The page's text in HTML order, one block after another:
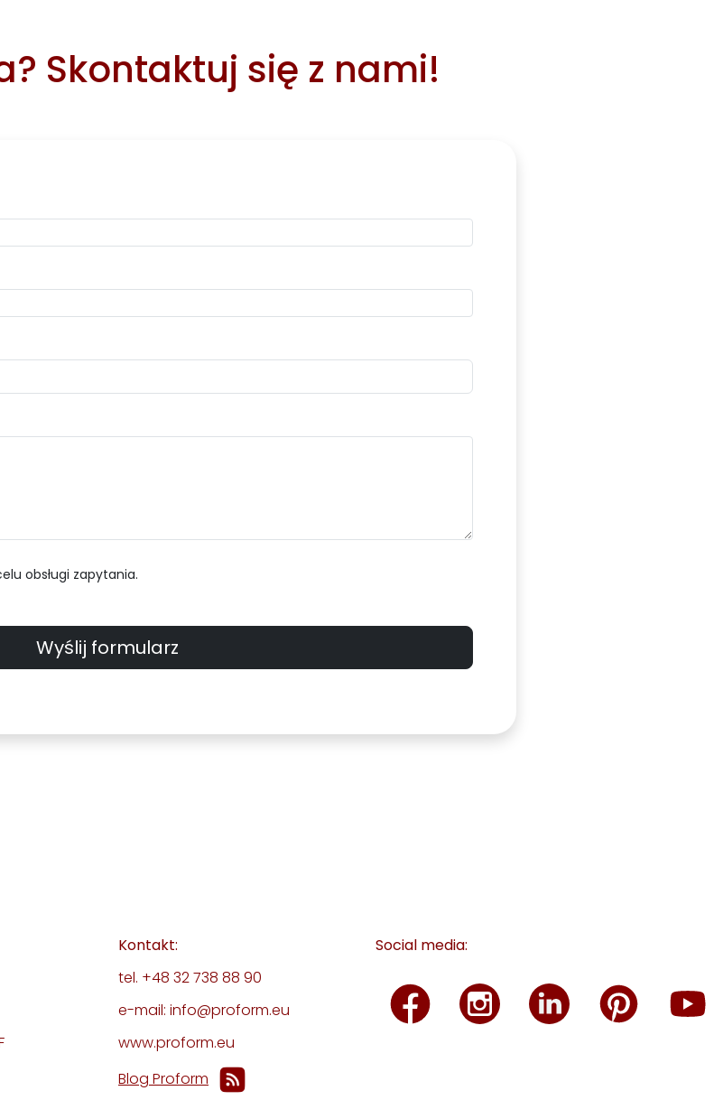
Skontaktuj się z nami!
obsługi zapytania.
Wyślij formularz
Kontakt:
tel. +48 32 738 88 90
e-mail: info@proform.eu
www.proform.eu
Blog Proform
Social media: